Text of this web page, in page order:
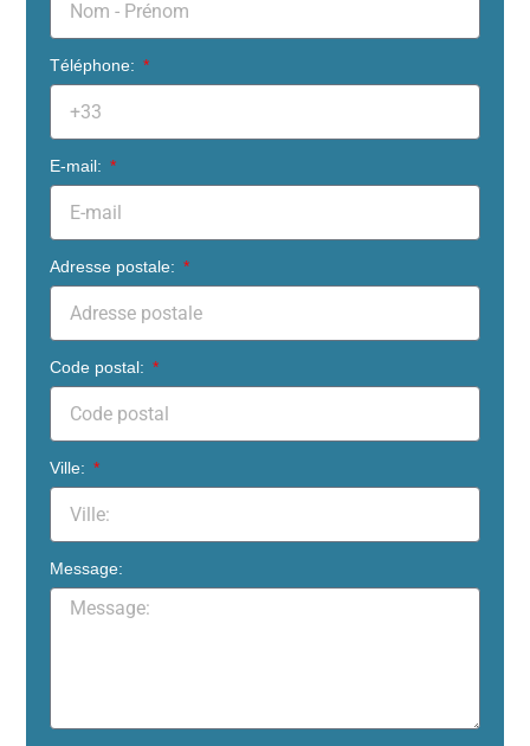
Téléphone:
E-mail:
Adresse postale:
Code postal:
Ville:
Message: